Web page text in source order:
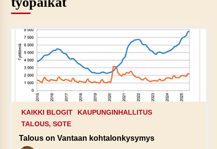
KAIKKI BLOGIT
KAUPUNGINHALLITUS
TALOUS, SOTE
Talous on Vantaan kohtalonkysymys